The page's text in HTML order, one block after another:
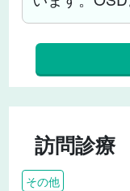
訪問診療
その他